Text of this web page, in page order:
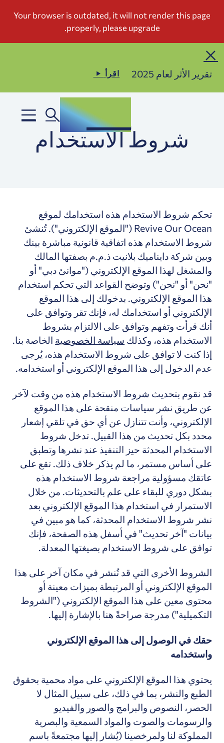
تقرير الأثر لعام 2025 اقرأ
شروط الاستخدام
تحكم شروط الاستخدام هذه استخدامك لموقع
Revive Our Ocean("الموقع الإلكتروني"). تُنشئ
شروط الاستخدام هذه اتفاقية قانونية مباشرة بينك
وبين شركة دايناميك بلانيت ذ.م.م بصفتها المالك
والمشغل لهذا الموقع الإلكتروني ("موانئ دبي" أو
"نحن" أو "نحن") وتوضح القواعد التي تحكم استخدام
هذا الموقع الإلكتروني. بدخولك إلى هذا الموقع
الإلكتروني أو استخدامك له، فإنك تقر وتوافق على
أنك قرأت وتفهم وتوافق على الالتزام بشروط
الاستخدام هذه، وكذلكسياسة الخصوصيةالخاصة بنا.
إذا كنت لا توافق على شروط الاستخدام هذه، يُرجى
عدم الدخول إلى هذا الموقع الإلكتروني أو استخدامه.
قد نقوم بتحديث شروط الاستخدام هذه من وقت لآخر
عن طريق نشر سياسات منقحة على هذا الموقع
الإلكتروني، وأنت تتنازل عن أي حق في تلقي إشعار
محدد بكل تحديث من هذا القبيل. تدخل شروط
الاستخدام المحدثة حيز التنفيذ عند نشرها وتطبق
على أساس مستمر، ما لم يذكر خلاف ذلك. تقع على
عاتقك مسؤولية مراجعة شروط الاستخدام هذه
بشكل دوري للبقاء على علم بالتحديثات. من خلال
الاستمرار في استخدام هذا الموقع الإلكتروني بعد
نشر شروط الاستخدام المحدثة، كما هو مبين في
بيانات "آخر تحديث" في أسفل هذه الصفحة، فإنك
توافق على شروط الاستخدام بصيغتها المعدلة.
الشروط الأخرى التي قد تُنشر في مكان آخر على هذا
الموقع الإلكتروني أو المرتبطة بميزات معينة أو
محتوى معين على هذا الموقع الإلكتروني ("الشروط
التكميلية") مدرجة صراحةً هنا بالإشارة إليها.
حقك في الوصول إلى هذا الموقع الإلكتروني
واستخدامه
يحتوي هذا الموقع الإلكتروني على مواد محمية بحقوق
الطبع والنشر، بما في ذلك، على سبيل المثال لا
الحصر، النصوص والبرامج والصور والفيديو
والرسومات والصوت والمواد السمعية والبصرية
المملوكة لنا ولمرخصينا (يُشار إليها مجتمعةً باسم